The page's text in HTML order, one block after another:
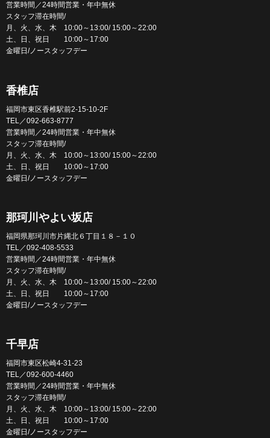
営業時間／24時間営業・年中無休
スタッフ滞在時間/
月、火、水、木 10:00～13:00/ 15:00～22:00
土、日、祝日 10:00～17:00
金曜日/ノースタッフデー
香椎店
福岡市東区香椎駅前2-15-10-2F
TEL／092-663-8777
営業時間／24時間営業・年中無休
スタッフ滞在時間/
月、火、水、木 10:00～13:00/ 15:00～22:00
土、日、祝日 10:00～17:00
金曜日/ノースタッフデー
那珂川やよい坂店
福岡県那珂川市片縄北６丁目１８－１０
TEL／092-408-5533
営業時間／24時間営業・年中無休
スタッフ滞在時間/
月、火、水、木 10:00～13:00/ 15:00～22:00
土、日、祝日 10:00～17:00
金曜日/ノースタッフデー
千早店
福岡市東区松崎4-31-23
TEL／092-600-4460
営業時間／24時間営業・年中無休
スタッフ滞在時間/
月、火、水、木 10:00～13:00/ 15:00～22:00
土、日、祝日 10:00～17:00
金曜日/ノースタッフデー